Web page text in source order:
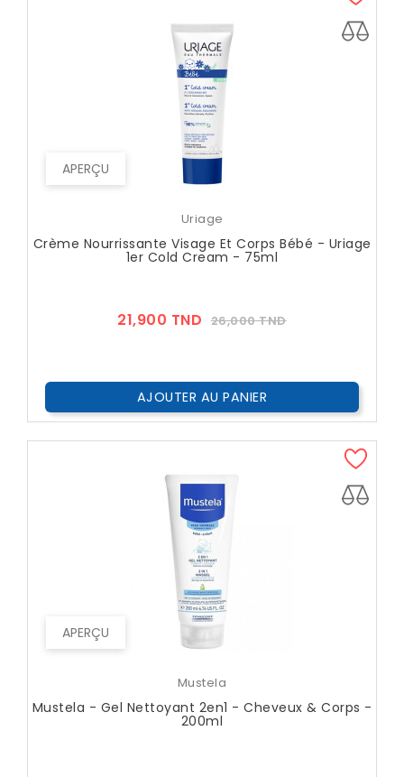
APERÇU
Uriage
Crème Nourrissante Visage Et Corps Bébé - Uriage
1er Cold Cream - 75ml
21,900 TND Prix
26,000 TNDPrix
AJOUTER AU PANIER
APERÇU
Mustela
Mustela - Gel Nettoyant 2en1 - Cheveux & Corps -
200ml